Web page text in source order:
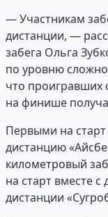
— Участникам
дистанции, —
забега Ольга
по уровню
что проигравших
на финише
Первыми на
дистанцию
километровый
на старт вместе
дистанции